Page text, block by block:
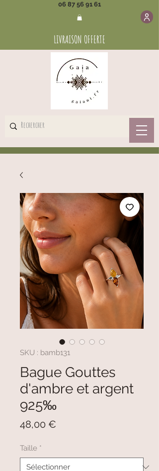
06 87 56 91 61
LIVRAISON OFFERTE
SKU : bamb131
Bague Gouttes
d'ambre et argent
925‰
48,00 €
Taille *